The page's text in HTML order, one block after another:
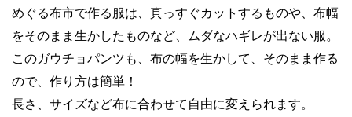
めぐる布市で作る服は、真っすぐカットするものや、布幅
をそのまま生かしたものなど、ムダなハギレが出ない服。
このガウチョパンツも、布の幅を生かして、そのまま作る
ので、作り方は簡単！
長さ、サイズなど布に合わせて自由に変えられます。